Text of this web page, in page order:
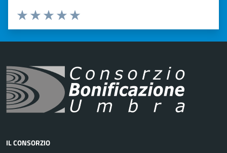
Valuta 5 stelle su 5
Valuta 4 stelle su 5
Valuta 3 stelle su 5
Valuta 2 stelle su 5
Valuta 1 stelle su 5
IL CONSORZIO